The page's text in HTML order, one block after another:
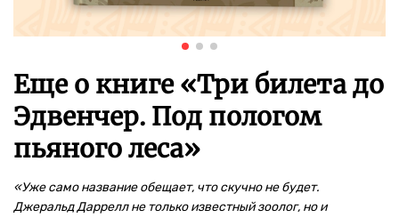
Еще о книге «Три билета до
Эдвенчер. Под пологом
пьяного леса»
«Уже само название обещает, что скучно не будет.
Джеральд Даррелл не только известный зоолог, но и